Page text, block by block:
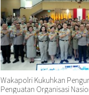
Wakapolri Kukuhkan
Penguatan Organisasi